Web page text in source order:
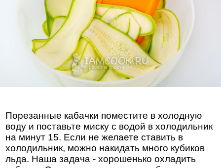
Порезанные кабачки поместите в холодную
воду и поставьте миску с водой в холодильник
на минут 15. Если не желаете ставить в
холодильник, можно накидать много кубиков
льда. Наша задача - хорошенько охладить